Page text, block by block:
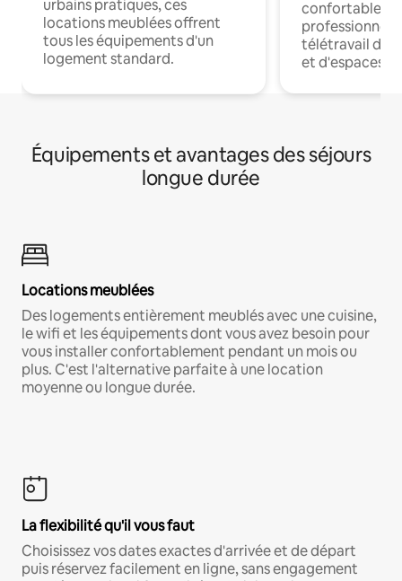
urbains pratiques, ces
locations meublées offrent
tous les équipements d'un
logement standard.
confortables
professionnels
télétravail
et d'espaces
Équipements et avantages des séjours
longue durée
Locations meublées
Des logements entièrement meublés avec une cuisine,
le wifi et les équipements dont vous avez besoin pour
vous installer confortablement pendant un mois ou
plus. C'est l'alternative parfaite à une location
moyenne ou longue durée.
La flexibilité qu'il vous faut
Choisissez vos dates exactes d'arrivée et de départ
puis réservez facilement en ligne, sans engagement